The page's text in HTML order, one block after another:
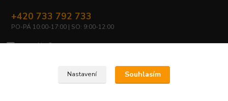
+420 733 792 733
PO-PÁ 10:00-17:00 | SO: 9:00-12:00
top.cyklo@seznam.cz
Nastavení Souhlasím